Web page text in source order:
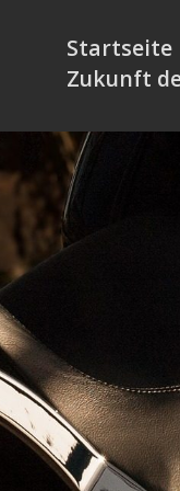
Startseite
Zukunft